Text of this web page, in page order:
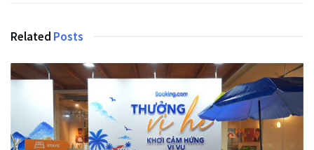
Related Posts